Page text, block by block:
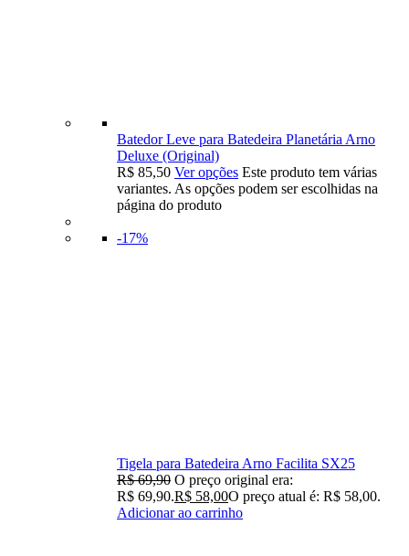
Batedor Leve para Batedeira Planetária Arno
Deluxe (Original)
R$ 85,50 Ver opções Este produto tem várias
variantes. As opções podem ser escolhidas na
página do produto
-17%
Tigela para Batedeira Arno Facilita SX25
R$69,90 O preço original era:
R$ 69,90.R$ 58,00O preço atual é: R$ 58,00.
Adicionar ao carrinho